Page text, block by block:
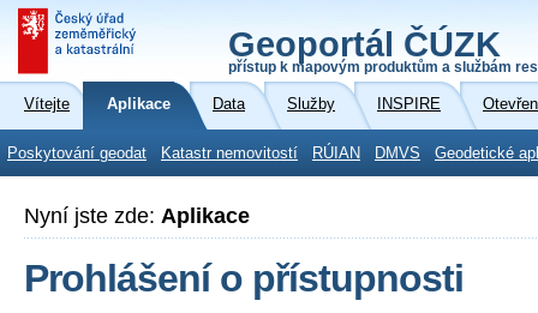
Geoportál ČÚZK
přístup k mapovým produktům a službám
Vítejte Aplikace Data Služby INSPIRE
Poskytování geodat Katastr nemovitostí RÚIAN DMVS Geodetické
Nyní jste zde: Aplikace
Prohlášení o přístupnosti